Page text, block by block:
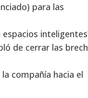
para las
de cerrar las
compañía hacia el